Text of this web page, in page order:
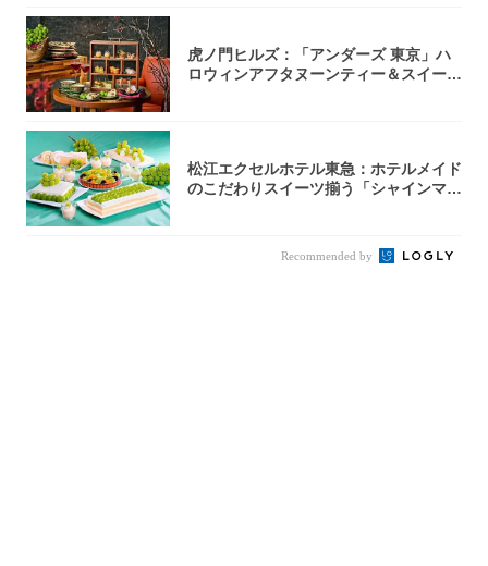
虎ノ門ヒルズ：「アンダーズ 東京」ハ
ロウィンアフタヌーンティー＆スイーツ
松江エクセルホテル東急：ホテルメイド
のこだわりスイーツ揃う「シャインマス
Recommended by